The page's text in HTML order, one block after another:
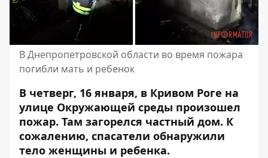
В Днепропетровской области во время пожара
погибли мать и ребенок
В четверг, 16 января, в Кривом Роге на
улице Окружающей среды произошел
пожар. Там загорелся частный дом. К
сожалению, спасатели обнаружили
тело женщины и ребенка.